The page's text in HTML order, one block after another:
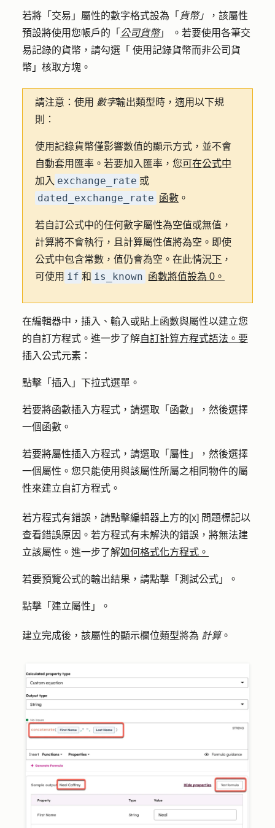
若將「交易」屬性的數字格式設為「 貨幣」
，該屬性
預設將使用您帳戶的「 公司貨幣」
。若要使用各筆交
易記錄的貨幣，請勾選「 使用記錄貨幣而非公司貨
幣 」核取方塊。
請注意： 使用 數字輸出類型時，適用以下規
則：
使用記錄貨幣僅影響數值的顯示方式，並不會
自動套用匯率。若要加入匯率，您可在公式中
加入 exchange_rate 或
dated_exchange_rate 函數 。
若自訂公式中的任何數字屬性為空值或無值，
計算將不會執行，且計算屬性值將為空。即使
公式中包含常數，值仍會為空。在此情況下 ，
可使用 if 和 is_known 函數將值設為 0。
在編輯器中，插入、輸入或貼上函數與屬性以建立您
的自訂方程式。進一步了解自訂計算方程式語法。要
插入公式元素：
點擊「 插入 」下拉式選單。
若要將函數插入方程式，請選取「 函數 」，然後選擇
一個函數 。
若要將屬性插入方程式，請選取 「屬性 」，然後選擇
一個屬性 。您只能使用與該屬性所屬之相同物件的屬
性來建立自訂方程式。
若方程式有錯誤，請點擊編輯器上方的[x] 問題標記以
查看錯誤原因。若方程式有未解決的錯誤，將無法建
立該屬性。進一步了解如何格式化方程式。
若要預覽公式的輸出結果，請點擊「 測試公式」 。
點擊「 建立屬性 」。
建立完成後，該屬性的顯示欄位類型將為 計算。